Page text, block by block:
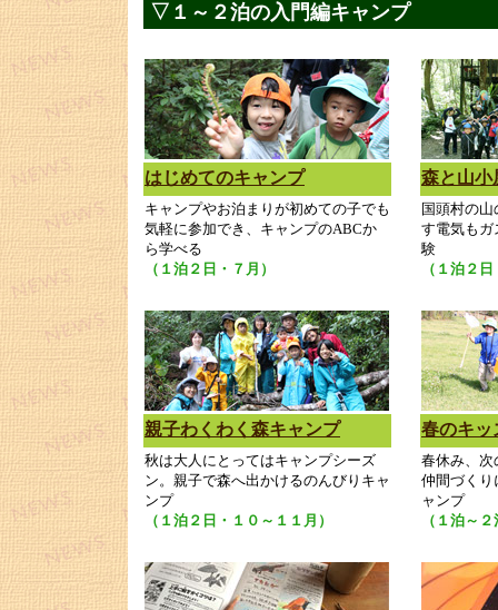
▽１～２泊の入門編キャンプ
はじめてのキャンプ
キャンプやお泊まりが初めての子でも
気軽に参加でき、キャンプのABCか
ら学べる
（１泊２日・７月）
森と山小
国頭村の
す電気もガ
験
（１泊２
親子わくわく森キャンプ
秋は大人にとってはキャンプシーズ
ン。親子で森へ出かけるのんびりキャ
ンプ
（１泊２日・１０～１１月）
春のキッ
春休み、次
仲間づくり
ャンプ
（１泊～